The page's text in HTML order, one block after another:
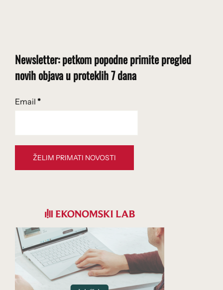
Newsletter: petkom popodne primite pregled
novih objava u proteklih 7 dana
Email *